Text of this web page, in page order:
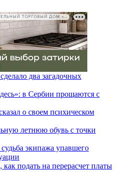
РЕКЛАМА • ООО СТРОИТЕЛЬНЫЙ ТОРГОВЫЙ ДОМ «ПЕТРОВИЧ», ИНН 7802348846
два загадочных
в Сербии прощаются с
о своем психическом
летнюю обувь с точки
экипажа упавшего
подать на перерасчет платы